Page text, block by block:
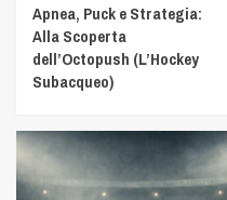
Apnea, Puck e Strategia:
Alla Scoperta
dell’Octopush (L’Hockey
Subacqueo)